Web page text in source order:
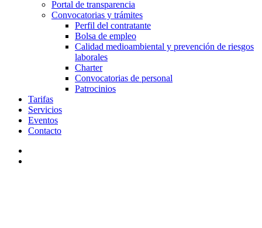
Portal de transparencia
Convocatorias y trámites
Perfil del contratante
Bolsa de empleo
Calidad medioambiental y prevención de riesgos
laborales
Charter
Convocatorias de personal
Patrocinios
Tarifas
Servicios
Eventos
Contacto